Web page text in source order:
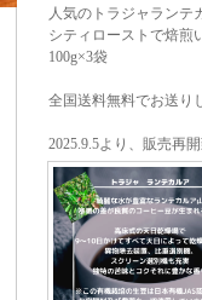
人気のトラジャランテ
シティローストで焙煎
100g×3袋
全国送料無料でお送り
2025.9.5より、販売再